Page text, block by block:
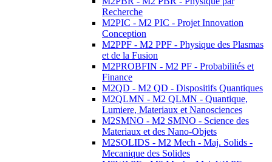
Recherche
M2PIC - M2 PIC - Projet Innovation
Conception
M2PPF - M2 PPF - Physique des Plasmas
et de la Fusion
M2PROBFIN - M2 PF - Probabilités et
Finance
M2QD - M2 QD - Dispositifs Quantiques
M2QLMN - M2 QLMN - Quantique,
Lumiere, Materiaux et Nanosciences
M2SMNO - M2 SMNO - Science des
Materiaux et des Nano-Objets
M2SOLIDS - M2 Mech - Maj. Solids -
Mecanique des Solides